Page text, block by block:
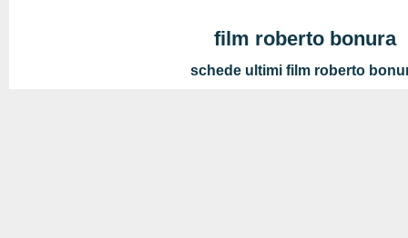
film roberto bonura
schede ultimi film roberto